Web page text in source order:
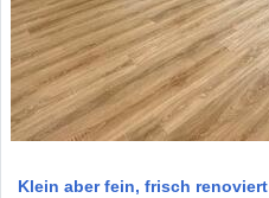
Klein aber fein, frisch renoviert